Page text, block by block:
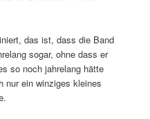
das ist, dass die Band
sogar, ohne dass er
so noch jahrelang hätte
nur ein winziges kleines